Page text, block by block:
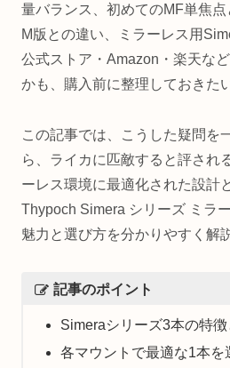
量バランス、初めてのMF単焦
M版との違い、ミラーレス用
公式ストア・Amazon・楽天な
かも、購入前に整理しておきた
この記事では、こうした疑問を
ら、ライカに匹敵すると評され
ーレス環境に最適化された設計
Thypoch Simera シリーズ ミラ
魅力と選び方を分かりやすく解
記事のポイント
Simeraシリーズ3本の特
各マウントで最適な1本を